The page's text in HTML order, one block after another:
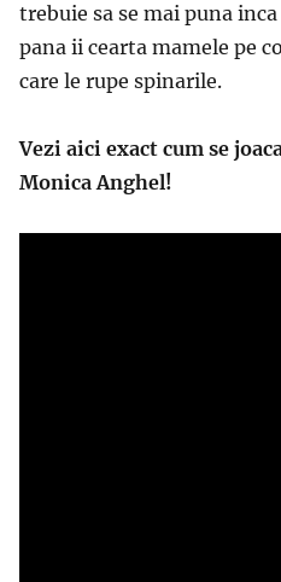
trebuie sa se mai puna
pana ii cearta mamele pe
care le rupe spinarile.
Vezi aici exact cum se
Monica Anghel!